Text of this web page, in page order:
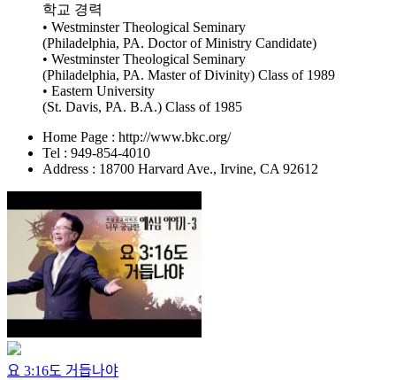
학교 경력
• Westminster Theological Seminary
(Philadelphia, PA. Doctor of Ministry Candidate)
• Westminster Theological Seminary
(Philadelphia, PA. Master of Divinity) Class of 1989
• Eastern University
(St. Davis, PA. B.A.) Class of 1985
Home Page : http://www.bkc.org/
Tel : 949-854-4010
Address : 18700 Harvard Ave., Irvine, CA 92612
요 3:16도 거듭나야